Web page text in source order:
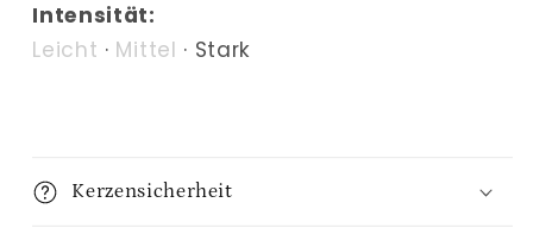
Intensität:
Leicht · Mittel · Stark
Kerzensicherheit